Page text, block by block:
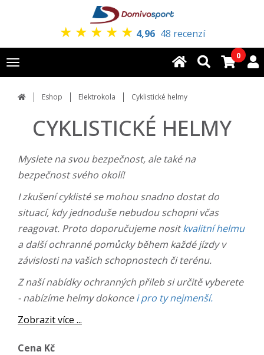
★ ★ ★ ★ ★ 4,96 48 recenzí
Toggle
navigation
0
Eshop Elektrokola Cyklistické helmy
CYKLISTICKÉ HELMY
Myslete na svou bezpečnost, ale také na
bezpečnost svého okolí!
I zkušení cyklisté se mohou snadno dostat do
situací, kdy jednoduše nebudou schopni včas
reagovat. Proto doporučujeme nositkvalitní helmu
a další ochranné pomůcky během každé jízdy v
závislosti na vašich schopnostech či terénu.
Z naší nabídky ochranných přileb si určitě vyberete
- nabízíme helmy dokoncei pro ty nejmenší.
Zobrazit více ...
Cena Kč